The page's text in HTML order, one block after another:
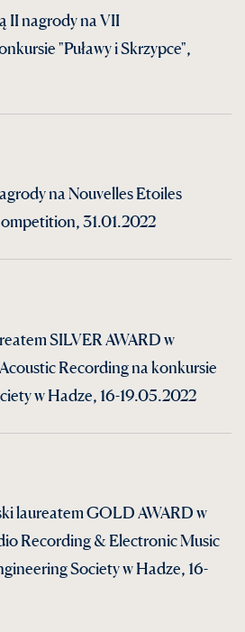
II nagrody na VII
"Puławy i Skrzypce",
na Nouvelles Etoiles
31.01.2022
SILVER AWARD w
Recording na konkursie
w Hadze, 16-19.05.2022
laureatem GOLD AWARD w
Recording & Electronic Music
Society w Hadze, 16-